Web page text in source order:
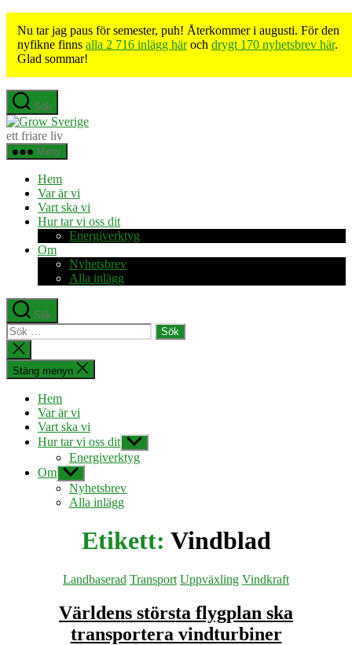
Nu tar jag paus för semester, puh! Återkommer i augusti. För den
nyfikne finns alla 2 716 inlägg häroch drygt 170 nyhetsbrev här.
Glad sommar!
Hoppa
till
innehåll
Sök
Grow
ett friare liv
Meny
Hem
Var är vi
Vart ska vi
Hur tar vi oss dit
Energiverktyg
Om
Nyhetsbrev
Alla inlägg
Sök
Sök
efter:
Stäng
sökningen
Stäng menyn
Hem
Var är vi
Vart ska vi
Hur tar vi oss dit Visa
undermeny
Energiverktyg
Om Visa
undermeny
Nyhetsbrev
Alla inlägg
Etikett: Vindblad
Kategorier
Landbaserad Transport Uppväxling Vindkraft
Världens största flygplan ska
transportera vindturbiner